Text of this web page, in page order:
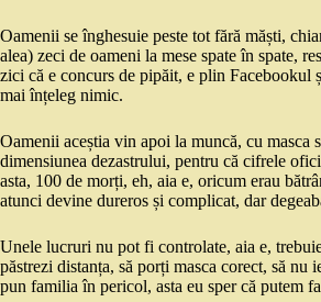
Oamenii se înghesuie peste tot fără măști,
alea) zeci de oameni la mese spate în spate,
zici că e concurs de pipăit, e plin Facebookul
mai înțeleg nimic.
Oamenii aceștia vin apoi la muncă, cu
dimensiunea dezastrului, pentru că cifrele
asta, 100 de morți, eh, aia e, oricum erau
atunci devine dureros și complicat, dar
Unele lucruri nu pot fi controlate, aia e,
păstrezi distanța, să porți masca corect, să
pun familia în pericol, asta eu sper că putem